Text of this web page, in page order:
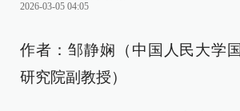
2026-03-05 04:05
作者：邹静娴（中国人民大学
研究院副教授）